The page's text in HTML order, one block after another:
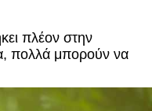
πλέον στην
πολλά μπορούν να